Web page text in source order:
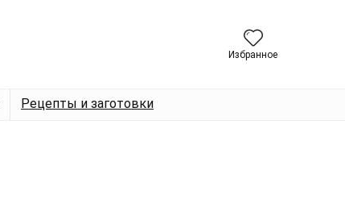
Избранное
Рецепты и заготовки